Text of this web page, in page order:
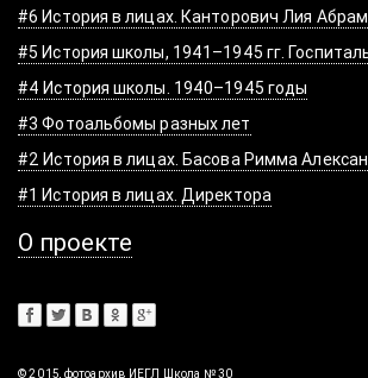
#6 История в лицах. Канторович Лия
#5 История школы, 1941–1945 гг.
#4 История школы. 1940–1945 годы
#3 Фотоальбомы разных лет
#2 История в лицах. Басова Римма
#1 История в лицах. Директора
О проекте
© 2015, фотоархив ИЕГЛ Школа № 30